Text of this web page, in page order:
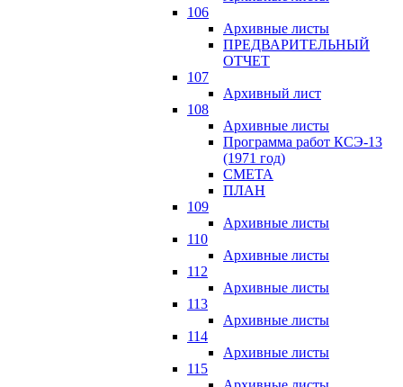
106
Архивные листы
ПРЕДВАРИТЕЛЬНЫЙ
ОТЧЕТ
107
Архивный лист
108
Архивные листы
Программа работ КСЭ-13
(1971 год)
СМЕTA
ПЛАН
109
Архивные листы
110
Архивные листы
112
Архивные листы
113
Архивные листы
114
Архивные листы
115